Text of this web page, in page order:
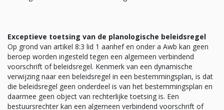
Exceptieve toetsing van de planologische beleidsregel
Op grond van artikel 8:3 lid 1 aanhef en onder a Awb kan geen
beroep worden ingesteld tegen een algemeen verbindend
voorschrift of beleidsregel. Kenmerk van een dynamische
verwijzing naar een beleidsregel in een bestemmingsplan, is dat
die beleidsregel geen onderdeel is van het bestemmingsplan en
daarmee geen object van rechterlijke toetsing is. Een
bestuursrechter kan een algemeen verbindend voorschrift of